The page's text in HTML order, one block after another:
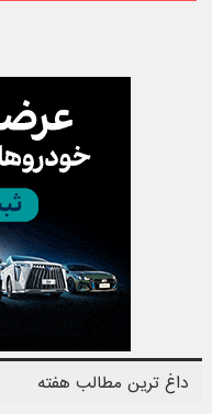
داغ ترین مطالب هفته